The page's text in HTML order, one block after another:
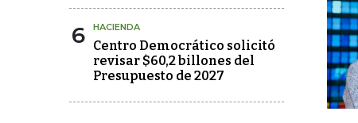
6 HACIENDA
Centro Democrático solicitó
revisar $60,2 billones del
Presupuesto de 2027